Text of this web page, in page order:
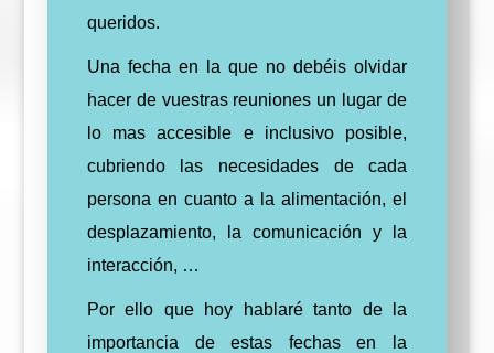
queridos.
Una fecha en la que no debéis olvidar
hacer de vuestras reuniones un lugar de
lo mas accesible e inclusivo posible,
cubriendo las necesidades de cada
persona en cuanto a la alimentación, el
desplazamiento, la comunicación y la
interacción, …
Por ello que hoy hablaré tanto de la
importancia de estas fechas en la